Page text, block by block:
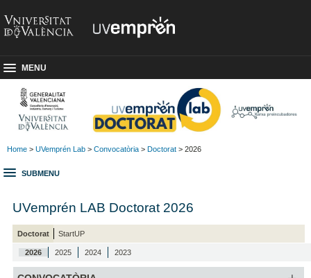
MENU
Home > UVemprén Lab > Convocatòria > Doctorat > 2026
SUBMENU
UVemprén LAB Doctorat 2026
Doctorat StartUP
2026 2025 2024 2023